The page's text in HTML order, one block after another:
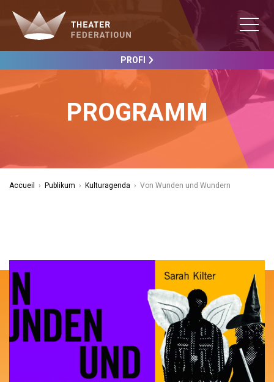
PROFI
PROGRAMM
Accueil › Publikum › Kulturagenda › Von Wunden und Wundern